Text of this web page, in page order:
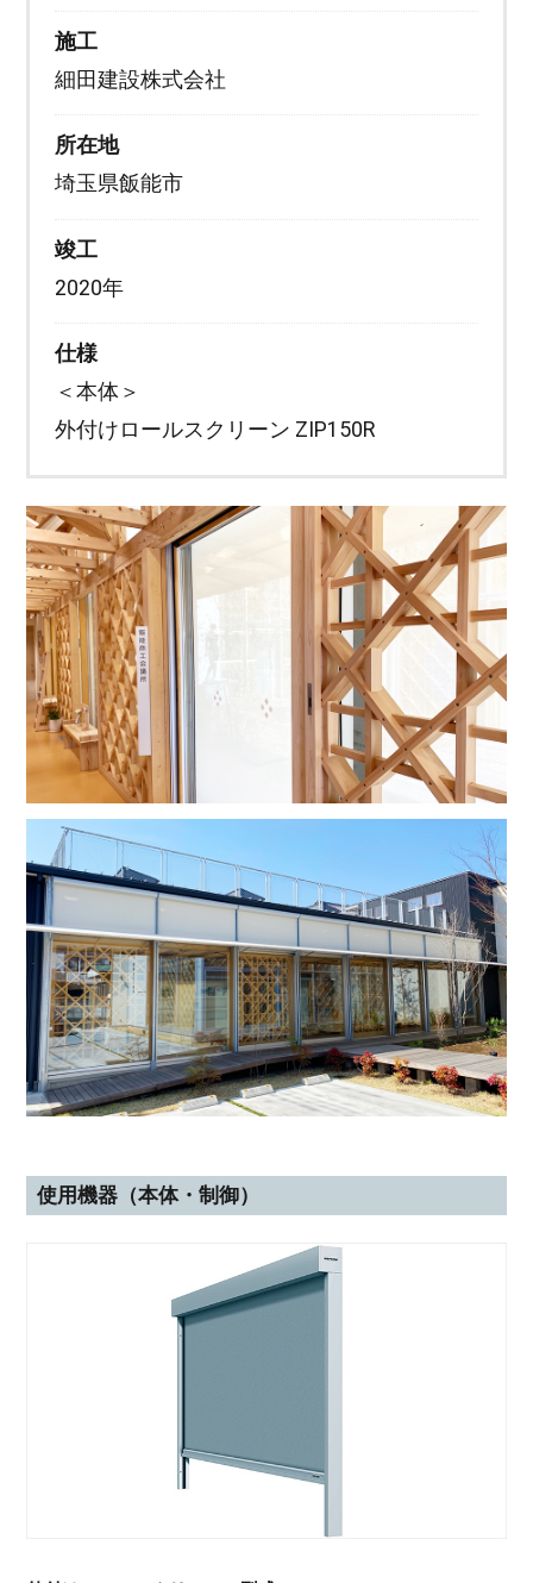
施工
細田建設株式会社
所在地
埼玉県飯能市
竣工
2020年
仕様
＜本体＞
外付けロールスクリーン ZIP150R
使用機器（本体・制御）